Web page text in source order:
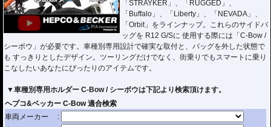
「STRAYKER」、「RUGGED」、
「Buffalo」、「Liberty」、「NEVADA」、
「Orbit」をラインナップ。これらのサイドバ
ッグを R12 G/Sに 使用する際には「C-Bow /
シーボウ」が必要です。車種別専用設計で確実な取付と、バッグを外した状態で
も すっきりとしたデザイン。ツーリングだけでなく、街乗りでもスマートに乗り
こなしたいあなたにぴったりのアイテムです。
▼車種別専用ホルダー C-Bow / シーボウは下記より検索頂けます。